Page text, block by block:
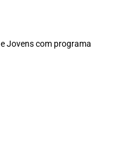
Jovens com programa